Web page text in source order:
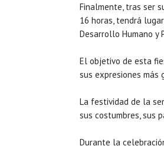
Finalmente, tras ser
16 horas, tendrá
Desarrollo Humano y
El objetivo de esta
sus expresiones más
La festividad de la
sus costumbres, sus
Durante la